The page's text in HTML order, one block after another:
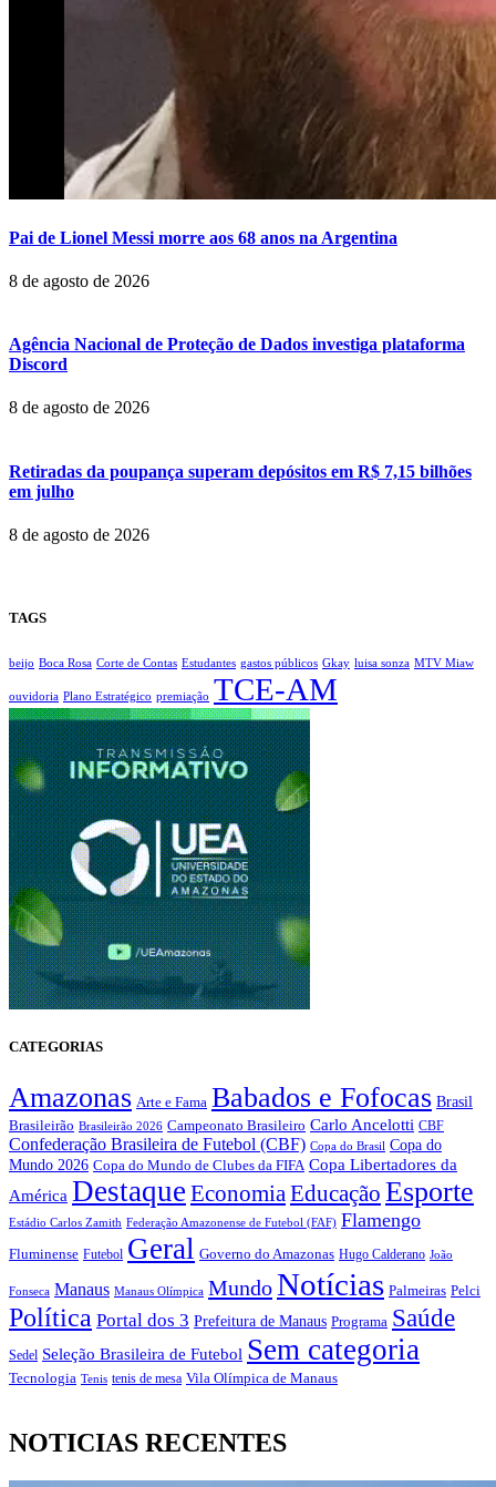
Pai de Lionel Messi morre aos 68 anos na Argentina
8 de agosto de 2026
Agência Nacional de Proteção de Dados investiga plataforma
Discord
8 de agosto de 2026
Retiradas da poupança superam depósitos em R$ 7,15 bilhões
em julho
8 de agosto de 2026
TAGS
beijo Boca Rosa Corte de Contas Estudantes gastos públicos Gkay luisa sonza MTV Miaw
ouvidoria Plano Estratégico premiação TCE-AM
CATEGORIAS
Amazonas Arte e Fama Babados e Fofocas Brasil
Brasileirão Brasileirão 2026 Campeonato Brasileiro Carlo Ancelotti CBF
Confederação Brasileira de Futebol (CBF) Copa do Brasil Copa do
Mundo 2026 Copa do Mundo de Clubes da FIFA Copa Libertadores da
América Destaque Economia Educação Esporte
Estádio Carlos Zamith Federação Amazonense de Futebol (FAF) Flamengo
Fluminense Futebol Geral Governo do Amazonas Hugo Calderano João
Fonseca Manaus Manaus Olímpica MundoNotícias Palmeiras Pelci
Política Portal dos 3 Prefeitura de Manaus Programa Saúde
Sedel Seleção Brasileira de Futebol Sem categoria
Tecnologia Tenis tenis de mesa Vila Olímpica de Manaus
NOTICIAS RECENTES